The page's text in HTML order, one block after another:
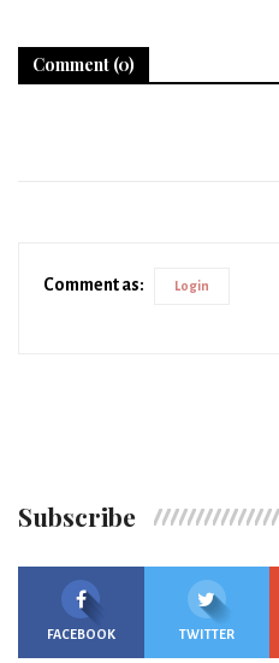
Comment (0)
Comment as: Login
Subscribe
FACEBOOK TWITTER